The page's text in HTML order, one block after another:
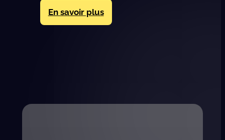
En savoir plus